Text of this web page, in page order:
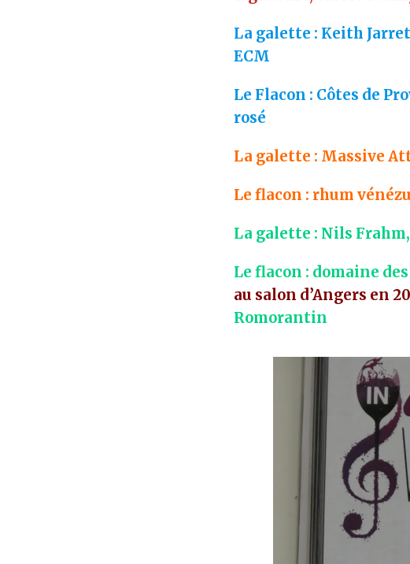
La galette : Keith
ECM
Le Flacon : Côtes de
rosé
La galette : Massive
Le flacon : rhum
La galette : Nils Frahm,
Le flacon : domaine
au salon d’Angers en
Romorantin